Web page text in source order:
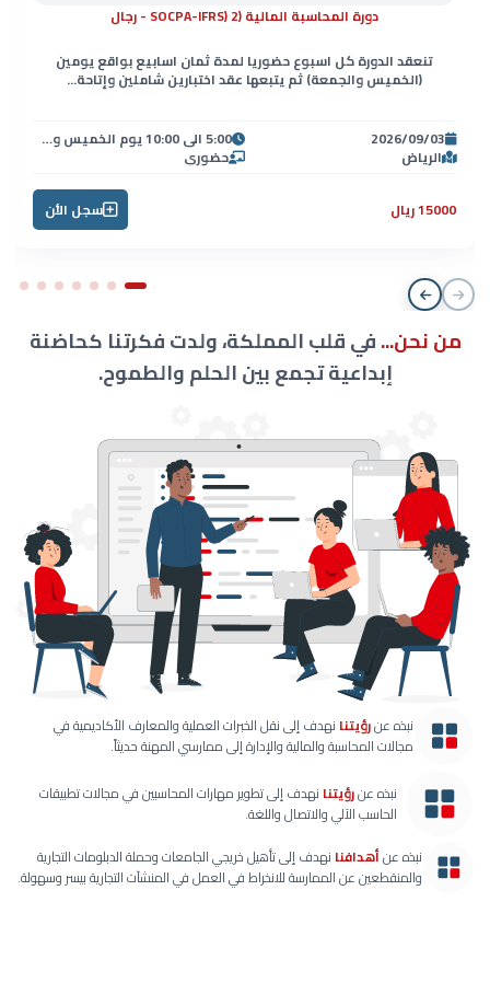
دورة المحاسبة المالية (SOCPA-IFRS) 2 - رجال
تنعقد الدورة كل اسبوع حضوريا لمدة ثمان اسابيع بواقع يومين
(الخميس والجمعة) ثم يتبعها عقد اختبارين شاملين وإتاحة...
2026/09/03 5:00 الى 10:00 يوم الخميس ومن 8:00 الى 5:00 العصر يوم الجمعة
الرياض حضوري
15000 ريال سجل الأن
من نحن...في قلب المملكة، ولدت فكرتنا كحاضنة
إبداعية تجمع بين الحلم والطموح.
نبذه عنرؤيتنا نهدف إلى نقل الخبرات العملية والمعارف الأكاديمية في
مجالات المحاسبة والمالية والإدارة إلى ممارسي المهنة حديثاً.
نبذه عنرؤيتنا نهدف إلى تطوير مهارات المحاسبين في مجالات تطبيقات
الحاسب الآلي والاتصال واللغة.
نبذه عنأهدافنا نهدف إلى تأهيل خريجي الجامعات وحملة الدبلومات التجارية
والمنقطعين عن الممارسة للانخراط في العمل في المنشآت التجارية بيسر وسهولة.